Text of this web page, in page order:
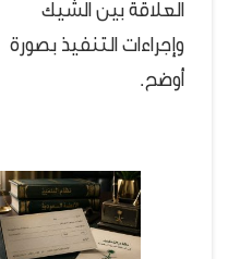
العلاقة بين الشيك
وإجراءات التنفيذ بصورة
أوضح.